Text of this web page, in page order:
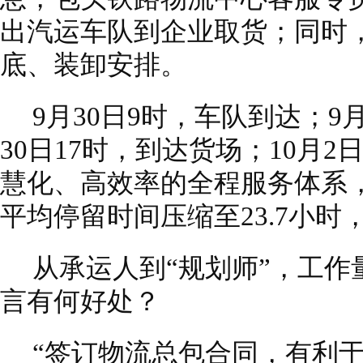
出汽运车队到企业取货；同时
底、装卸安排。
9月30日9时，车队到达；9
30日17时，到达货场；10月
慧化、高效率的全程服务体系
平均停留时间压缩至23.7小时
从承运人到“规划师”，工
言有何好处？
“签订物流总包合同，有利